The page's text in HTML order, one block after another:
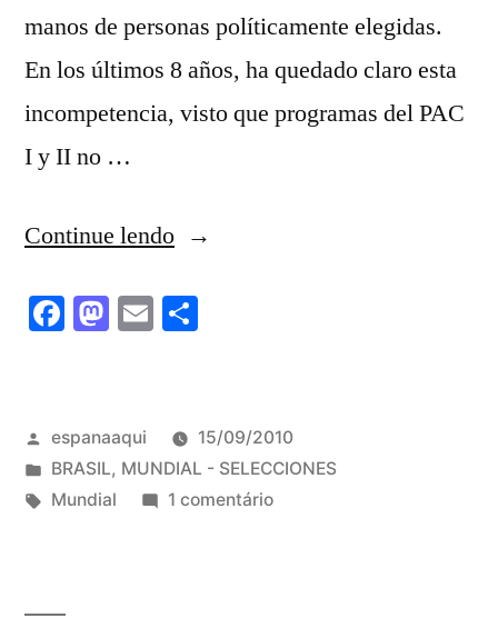
manos de personas políticamente elegidas.
En los últimos 8 años, ha quedado claro esta
incompetencia, visto que programas del PAC
I y II no …
Continue lendo“Yo
quiero
en
Brasil”
Facebook
Mastodon
Email
Publicado
por
espanaaqui
15/09/2010
Publicado
em
BRASIL, MUNDIAL - SELECCIONES
Tags:
Mundial 1 comentárioem